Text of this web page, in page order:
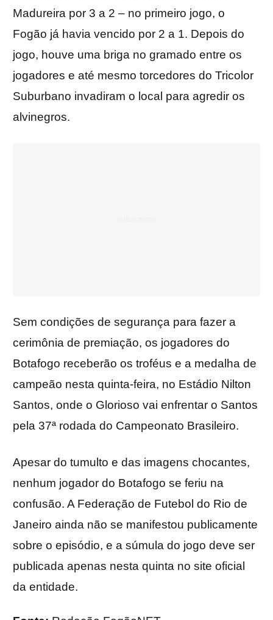
Madureira por 3 a 2 – no primeiro jogo, o
Fogão já havia vencido por 2 a 1. Depois do
jogo, houve uma briga no gramado entre os
jogadores e até mesmo torcedores do Tricolor
Suburbano invadiram o local para agredir os
alvinegros.
Sem condições de segurança para fazer a
cerimônia de premiação, os jogadores do
Botafogo receberão os troféus e a medalha de
campeão nesta quinta-feira, no Estádio Nilton
Santos, onde o Glorioso vai enfrentar o Santos
pela 37ª rodada do Campeonato Brasileiro.
Apesar do tumulto e das imagens chocantes,
nenhum jogador do Botafogo se feriu na
confusão. A Federação de Futebol do Rio de
Janeiro ainda não se manifestou publicamente
sobre o episódio, e a súmula do jogo deve ser
publicada apenas nesta quinta no site oficial
da entidade.